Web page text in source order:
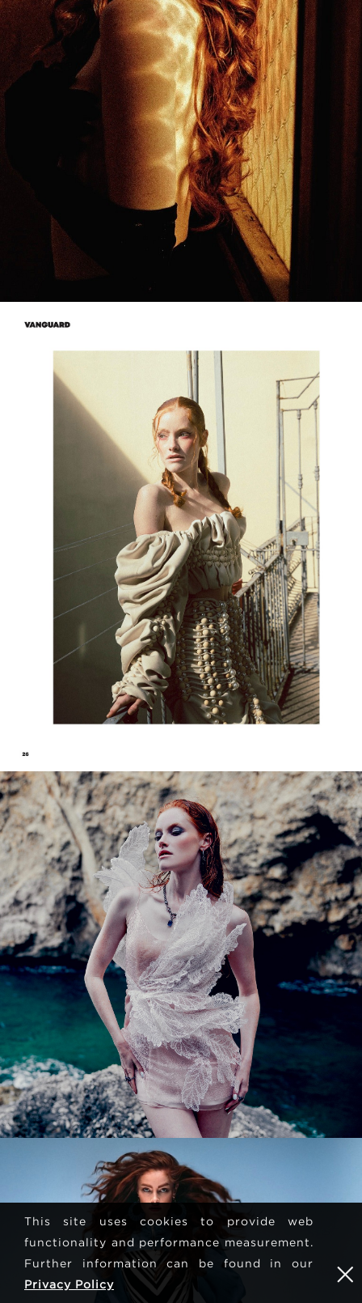
This site uses cookies to provide web
functionality and performance measurement.
Further information can be found in our
Privacy Policy